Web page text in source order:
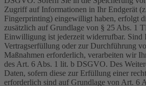
Zugriff auf Informationen in Ihr Endgerät
Fingerprinting) eingewilligt haben, erfolgt
zusätzlich auf Grundlage von § 25 Abs. 1
Einwilligung ist jederzeit widerrufbar. Sind
Vertragserfüllung oder zur Durchführung
Maßnahmen erforderlich, verarbeiten wir
des Art. 6 Abs. 1 lit. b DSGVO. Des
Daten, sofern diese zur Erfüllung einer
erforderlich sind auf Grundlage von Art. 6